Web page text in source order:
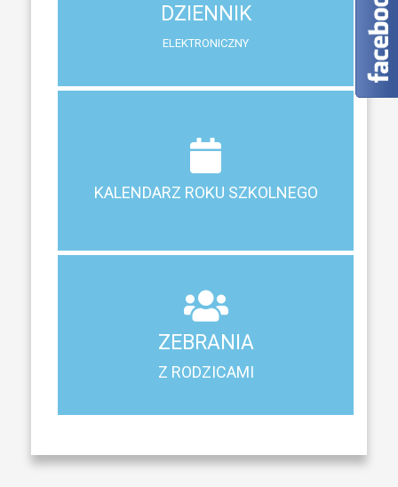
DZIENNIK
ELEKTRONICZNY
System zewnętrzny do śledzenia postępów w nauce
KALENDARZ ROKU SZKOLNEGO
KALENDARZ ROKU SZKOLNEGO
Terminy ferii, matur, zebrań i klasyfikacji
ZEBRANIA
Z RODZICAMI
Z RODZICAMI
Harmonogram spotkań i konsultacji z rodzicami